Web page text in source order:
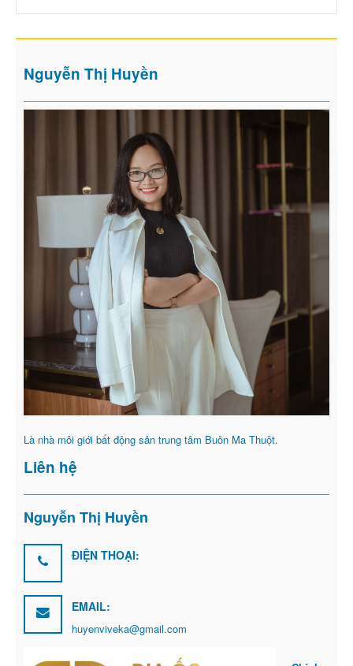
Nguyễn Thị Huyền
Là nhà môi giới bất động sản trung tâm Buôn Ma Thuột.
Liên hệ
Nguyễn Thị Huyền
ĐIỆN THOẠI:
EMAIL:
huyenviveka@gmail.com